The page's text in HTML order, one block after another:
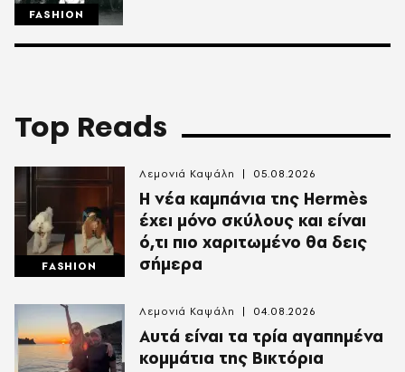
FASHION
Top Reads
FASHION
Η νέα καμπάνια της Hermès
έχει μόνο σκύλους και είναι
ό,τι πιο χαριτωμένο θα δεις
σήμερα
Λεμονιά Καψάλη 05.08.2026
Αυτά είναι τα τρία αγαπημένα
κομμάτια της Βικτόρια
Λεμονιά Καψάλη 04.08.2026